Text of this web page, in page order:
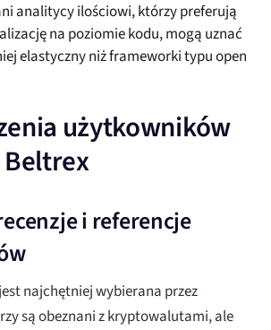
analitycy ilościowi, którzy preferują
na poziomie kodu, mogą uznać
elastyczny niż frameworki typu open
użytkowników
i referencje
najchętniej wybierana przez
są obeznani z kryptowalutami, ale